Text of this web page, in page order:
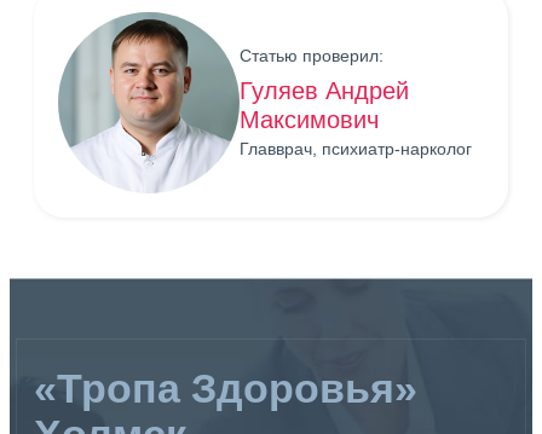
Статью проверил:
Гуляев Андрей
Максимович
Главврач, психиатр-нарколог
«Тропа Здоровья»